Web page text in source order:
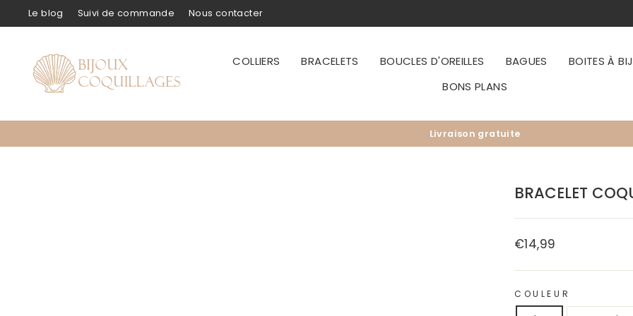
PasserLe blog Suivi de commande Nous contacter
COLLIERS BRACELETS BOUCLES D'OREILLES BAGUES BOITES À
BONS PLANS
Diaporama
Livraison gratuite
BRACELET
Prix
€14,99
COULEUR